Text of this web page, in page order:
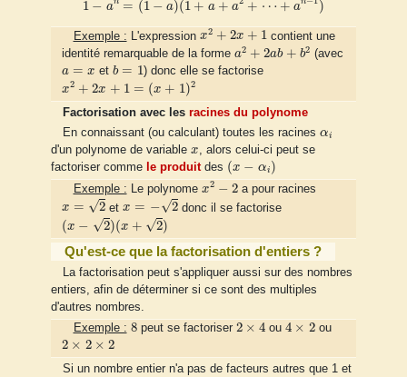
1 − a = (1 − a)(1 + a + a + ⋯ + a )
Exemple : L'expression x2 + 2x + 1
x2+2x+1
contient une
identité remarquable de la forme a2 + 2ab + b2
2 + a b+ b 2
(avec
a = x
a =x etb = 1
b
) donc elle se factorise
x2 + 2x + 1 = (x + 1)2
2 x (x 1 )
Factorisation avec les racines du polynome
En connaissant (ou calculant) toutes les racines αi
αi
d'un polynome de variable x
x, alors celui-ci peut se
factoriser comme le produitdes (x − αi )
(
Exemple : Le polynome x2 − 2
x2−2
a pour racines
x = √2
=2
etx = −√2
x 2
donc il se factorise
(x − √2)(x + √2)
( ) x+ 2
Qu'est-ce que la factorisation d'entiers ?
La factorisation peut s'appliquer aussi sur des nombres
entiers, afin de déterminer si ce sont des multiples
d'autres nombres.
Exemple : 8
8peut se factoriser 2 × 4
2×4 ou4 × 2
4×2 ou
2 × 2 × 2
2 × 2 × 2
Si un nombre entier n'a pas de facteurs autres que 1 et